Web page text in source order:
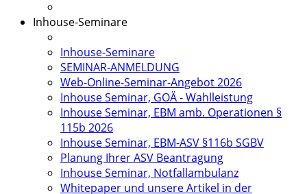
Inhouse-Seminare
Inhouse-Seminare
SEMINAR-ANMELDUNG
Web-Online-Seminar-Angebot 2026
Inhouse Seminar, GOÄ - Wahlleistung
Inhouse Seminar, EBM amb. Operationen §
115b 2026
Inhouse Seminar, EBM-ASV §116b SGBV
Planung Ihrer ASV Beantragung
Inhouse Seminar, Notfallambulanz
Whitepaper und unsere Artikel in der